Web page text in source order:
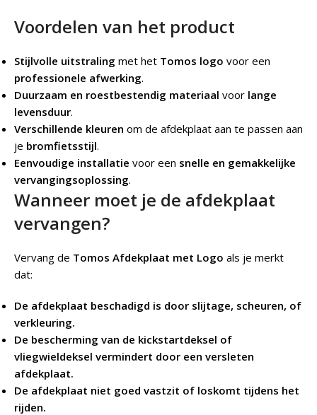
Voordelen van het product
Stijlvolle uitstraling met het Tomos logo voor een
professionele afwerking.
Duurzaam en roestbestendig materiaal voor lange
levensduur.
Verschillende kleuren om de afdekplaat aan te passen aan
je bromfietsstijl.
Eenvoudige installatie voor een snelle en gemakkelijke
vervangingsoplossing.
Wanneer moet je de afdekplaat
vervangen?
Vervang de Tomos Afdekplaat met Logo als je merkt
dat:
De afdekplaat beschadigd is door slijtage, scheuren, of
verkleuring.
De bescherming van de kickstartdeksel of
vliegwieldeksel vermindert door een versleten
afdekplaat.
De afdekplaat niet goed vastzit of loskomt tijdens het
rijden.